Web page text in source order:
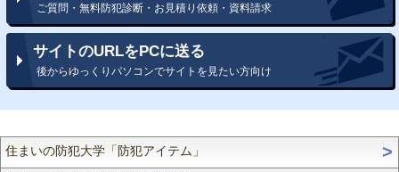
ご質問・無料防犯診断・お見積り依頼・資料請求
サイトのURLをPCに送る
後からゆっくりパソコンでサイトを見たい方向け
住まいの防犯大学「防犯アイテム」